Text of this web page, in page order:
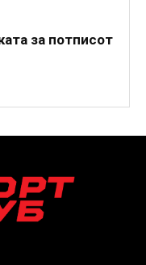
за потписот